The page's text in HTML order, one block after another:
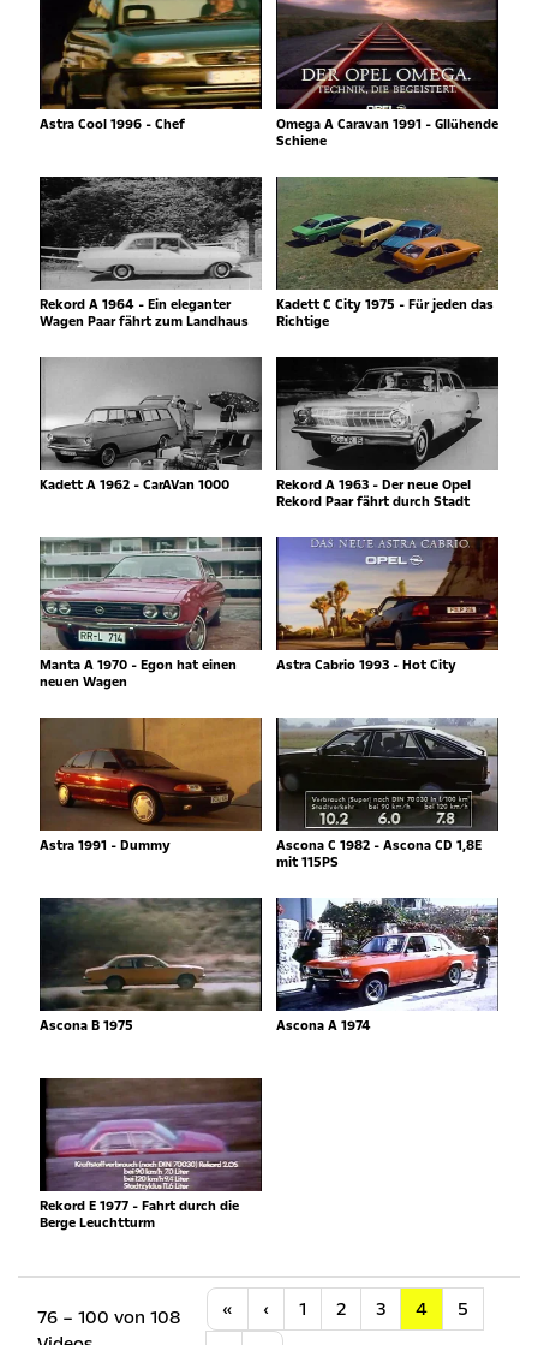
Astra Cool 1996 - Chef
Omega A Caravan 1991 - Gllühende
Schiene
Rekord A 1964 - Ein eleganter
Wagen Paar fährt zum Landhaus
Kadett C City 1975 - Für jeden das
Richtige
Kadett A 1962 - CarAVan 1000
Rekord A 1963 - Der neue Opel
Rekord Paar fährt durch Stadt
Manta A 1970 - Egon hat einen
neuen Wagen
Astra Cabrio 1993 - Hot City
Astra 1991 - Dummy
Ascona C 1982 - Ascona CD 1,8E
mit 115PS
Ascona B 1975 Ascona A 1974
Rekord E 1977 - Fahrt durch die
Berge Leuchtturm
76 – 100 von 108
«Anfang
‹Vorherige
1 2 3 4
5